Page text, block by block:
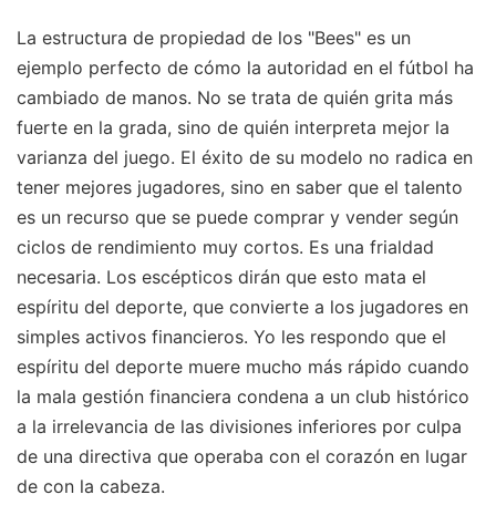
La estructura de propiedad de los "Bees" es un
ejemplo perfecto de cómo la autoridad en el fútbol ha
cambiado de manos. No se trata de quién grita más
fuerte en la grada, sino de quién interpreta mejor la
varianza del juego. El éxito de su modelo no radica en
tener mejores jugadores, sino en saber que el talento
es un recurso que se puede comprar y vender según
ciclos de rendimiento muy cortos. Es una frialdad
necesaria. Los escépticos dirán que esto mata el
espíritu del deporte, que convierte a los jugadores en
simples activos financieros. Yo les respondo que el
espíritu del deporte muere mucho más rápido cuando
la mala gestión financiera condena a un club histórico
a la irrelevancia de las divisiones inferiores por culpa
de una directiva que operaba con el corazón en lugar
de con la cabeza.